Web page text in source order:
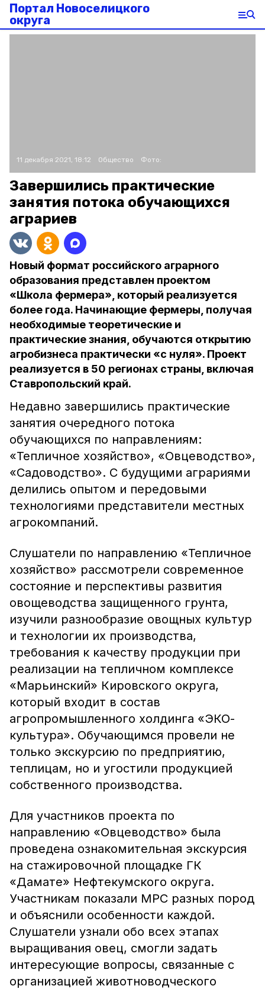
Портал Новоселицкого
округа
11 декабря 2021, 18:12 Общество Фото:
Завершились практические
занятия потока обучающихся
аграриев
Новый формат российского аграрного
образования представлен проектом
«Школа фермера», который реализуется
более года. Начинающие фермеры, получая
необходимые теоретические и
практические знания, обучаются открытию
агробизнеса практически «с нуля». Проект
реализуется в 50 регионах страны, включая
Ставропольский край.
Недавно завершились практические
занятия очередного потока
обучающихся по направлениям:
«Тепличное хозяйство», «Овцеводство»,
«Садоводство». С будущими аграриями
делились опытом и передовыми
технологиями представители местных
агрокомпаний.
Слушатели по направлению «Тепличное
хозяйство» рассмотрели современное
состояние и перспективы развития
овощеводства защищенного грунта,
изучили разнообразие овощных культур
и технологии их производства,
требования к качеству продукции при
реализации на тепличном комплексе
«Марьинский» Кировского округа,
который входит в состав
агропромышленного холдинга «ЭКО-
культура». Обучающимся провели не
только экскурсию по предприятию,
теплицам, но и угостили продукцией
собственного производства.
Для участников проекта по
направлению «Овцеводство» была
проведена ознакомительная экскурсия
на стажировочной площадке ГК
«Дамате» Нефтекумского округа.
Участникам показали МРС разных пород
и объяснили особенности каждой.
Слушатели узнали обо всех этапах
выращивания овец, смогли задать
интересующие вопросы, связанные с
организацией животноводческого